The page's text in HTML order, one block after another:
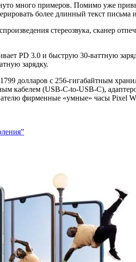
много примеров. Помимо уже
более длинный текст письма
стереозвука, сканер
PD 3.0 и быструю 30-ваттную
зарядку.
долларов с 256-гигабайтным
кабелем (USB-C-to-USB-C),
фирменные «умные» часы Pixel